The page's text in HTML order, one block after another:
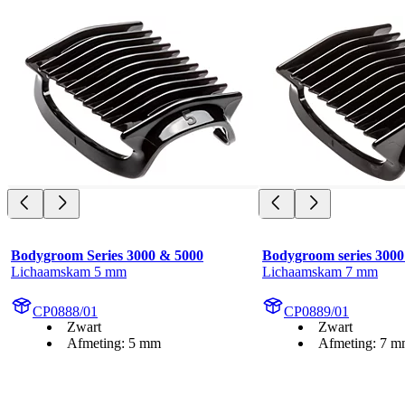
Bodygroom Series 3000 & 5000
Lichaamskam 5 mm
CP0888/01
Zwart
Afmeting: 5 mm
Bodygroom series
Lichaamskam 7 mm
CP0889/01
Zwart
Afmeting: 7